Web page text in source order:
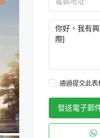
通過提交此表
發送電子郵